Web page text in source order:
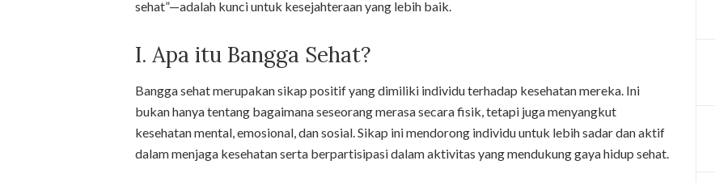
sehat”—adalah kunci untuk kesejahteraan yang lebih baik.
I. Apa itu Bangga Sehat?
Bangga sehat merupakan sikap positif yang dimiliki individu terhadap kesehatan mereka. Ini
bukan hanya tentang bagaimana seseorang merasa secara fisik, tetapi juga menyangkut
kesehatan mental, emosional, dan sosial. Sikap ini mendorong individu untuk lebih sadar dan aktif
dalam menjaga kesehatan serta berpartisipasi dalam aktivitas yang mendukung gaya hidup sehat.